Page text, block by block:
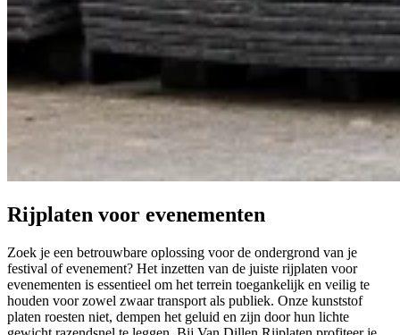
Rijplaten voor evenementen
Zoek je een betrouwbare oplossing voor de ondergrond van je
festival of evenement? Het inzetten van de juiste rijplaten voor
evenementen is essentieel om het terrein toegankelijk en veilig te
houden voor zowel zwaar transport als publiek. Onze kunststof
platen roesten niet, dempen het geluid en zijn door hun lichte